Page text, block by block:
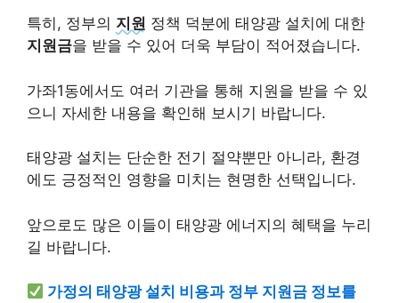
특히, 정부의 지원 정책 덕분에 태양광 설치에 대한
지원금을 받을 수 있어 더욱 부담이 적어졌습니다.
가좌1동에서도 여러 기관을 통해 지원을 받을 수 있
으니 자세한 내용을 확인해 보시기 바랍니다.
태양광 설치는 단순한 전기 절약뿐만 아니라, 환경
에도 긍정적인 영향을 미치는 현명한 선택입니다.
앞으로도 많은 이들이 태양광 에너지의 혜택을 누리
길 바랍니다.
가정의 태양광 설치 비용과 정부 지원금 정보를